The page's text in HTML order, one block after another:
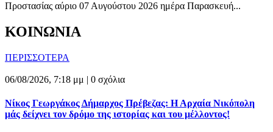
Προστασίας αύριο 07 Αυγούστου 2026 ημέρα Παρασκευή...
ΚΟΙΝΩΝΙΑ
ΠΕΡΙΣΣΟΤΕΡΑ
06/08/2026, 7:18 μμ | 0 σχόλια
Νίκος Γεωργάκος Δήμαρχος Πρέβεζας: Η Αρχαία Νικόπολη
μάς δείχνει τον δρόμο της ιστορίας και του μέλλοντος!